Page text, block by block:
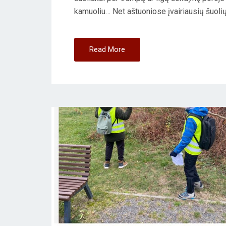
O
N
kamuoliu… Net aštuoniose įvairiausių
Read More